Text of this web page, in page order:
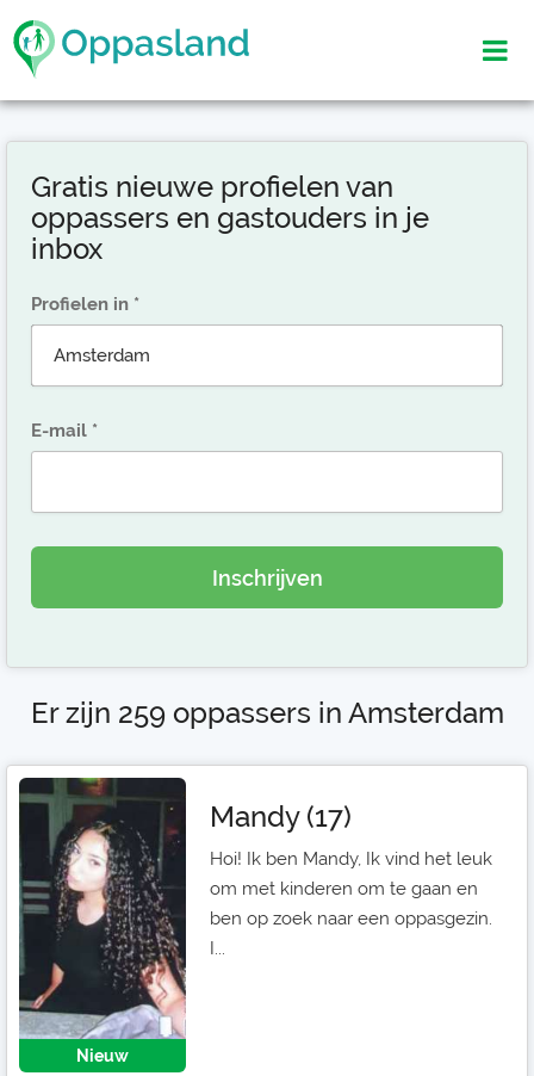
Gratis nieuwe profielen van
oppassers en gastouders in je
inbox
Profielen in
E-mail
Inschrijven
Er zijn 259 oppassers in Amsterdam
Nieuw
Mandy (17)
Hoi! Ik ben Mandy, Ik vind het leuk
om met kinderen om te gaan en
ben op zoek naar een oppasgezin.
I...